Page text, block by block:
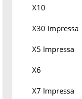
X10
X30 Impressa
X5 Impressa
X6
X7 Impressa